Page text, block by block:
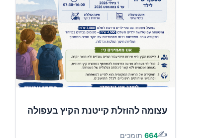
עצומה להוזלת קייטנת הקיץ בעפולה
✍️
664 תומכים